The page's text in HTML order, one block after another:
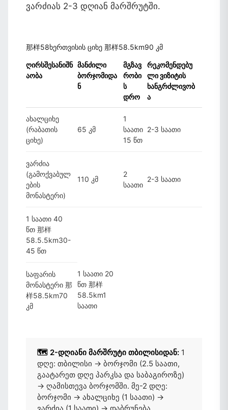
ვარძიას 2-3 დღიან მარშრუტში.
那样58ხერთვისის ციხე 那样58.5km90 კმ
ღირსშესანიშნ
აობა
მანძილი
ბორჯომიდა
ნ
მგზავ
რობი
ს
დრო
რეკომენდებუ
ლი ვიზიტის
ხანგრძლივობ
ა
ახალციხე
(რაბათის
ციხე)
65 კმ
1
საათი
15 წთ
2-3 საათი
ვარძია
(გამოქვაბულ
ების
მონასტერი)
110 კმ
2
საათი
2-3 საათი
1 საათი 40
წთ 那样
58.5.5km30-
45 წთ
საფარის
მონასტერი 那
样58.5km70
კმ
1 საათი 20
წთ 那样
58.5km1
საათი
🗺️ 2-დღიანი მარშრუტი თბილისიდან: 1
დღე: თბილისი → ბორჯომი (2.5 საათი,
გაატარეთ დღე პარკსა და საბაგიროზე)
→ ღამისთევა ბორჯომში. მე-2 დღე:
ბორჯომი → ახალციხე (1 საათი) →